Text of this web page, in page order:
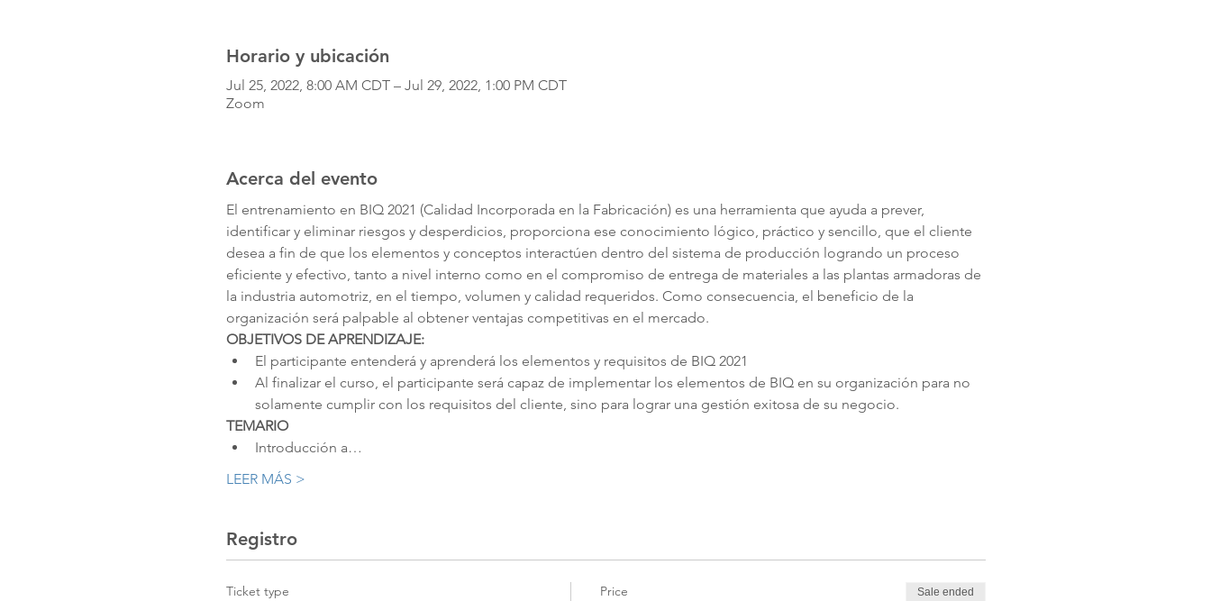
Horario y ubicación
Jul 25, 2022, 8:00 AM CDT – Jul 29, 2022, 1:00 PM CDT
Zoom
Acerca del evento
El entrenamiento en BIQ 2021 (Calidad Incorporada en la Fabricación) es una herramienta que ayuda a prever,
identificar y eliminar riesgos y desperdicios, proporciona ese conocimiento lógico, práctico y sencillo, que el cliente
desea a fin de que los elementos y conceptos interactúen dentro del sistema de producción logrando un proceso
eficiente y efectivo, tanto a nivel interno como en el compromiso de entrega de materiales a las plantas armadoras de
la industria automotriz, en el tiempo, volumen y calidad requeridos. Como consecuencia, el beneficio de la
organización será palpable al obtener ventajas competitivas en el mercado.
OBJETIVOS DE APRENDIZAJE:
El participante entenderá y aprenderá los elementos y requisitos de BIQ 2021
Al finalizar el curso, el participante será capaz de implementar los elementos de BIQ en su organización para no
solamente cumplir con los requisitos del cliente, sino para lograr una gestión exitosa de su negocio.
TEMARIO
Introducción a…
LEER MÁS >
Registro
Ticket type Price Sale ended